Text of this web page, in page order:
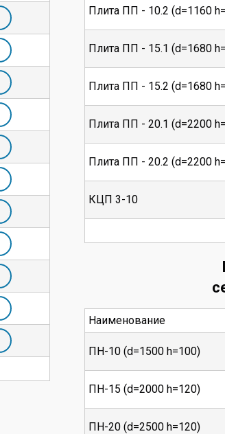
Плита ПП - 10.2 (d=1160
Плита ПП - 15.1 (d=1680
Плита ПП - 15.2 (d=1680
Плита ПП - 20.1 (d=2200
Плита ПП - 20.2 (d=2200
КЦП 3-10
Наименование
ПН-10 (d=1500 h=100)
ПН-15 (d=2000 h=120)
ПН-20 (d=2500 h=120)